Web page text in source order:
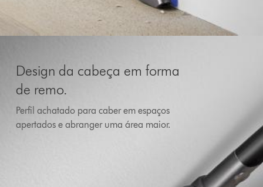
Design da cabeça em forma
de remo.
Perfil achatado para caber em espaços
apertados e abranger uma área maior.